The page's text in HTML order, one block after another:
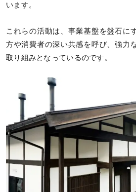
います。
これらの活動は、事業基盤を盤石に
方や消費者の深い共感を呼び、強力
取り組みとなっているのです。